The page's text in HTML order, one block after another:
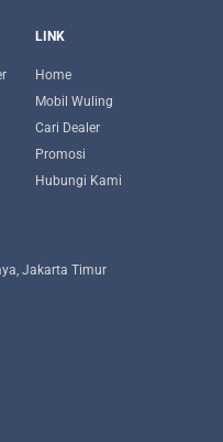
LINK
Home
Mobil Wuling
Cari Dealer
Promosi
Hubungi Kami
Jakarta Timur